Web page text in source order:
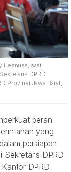
Lesnusa, saat
DPRD
Provinsi Jawa Barat,
peran
yang
persiapan
Sekretaris DPRD
DPRD